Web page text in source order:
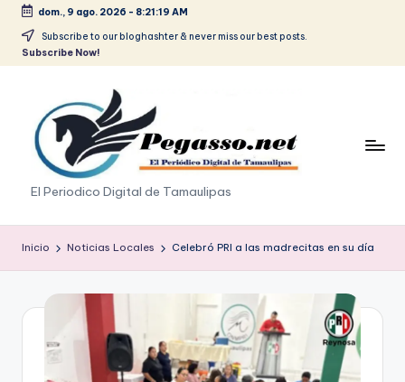
Saltar
dom., 9 ago. 2026 - 8:21:19 AM
Subscribe to our bloghashter & never miss our best posts.
Subscribe Now!
p
e
g
s
El Periodico Digital de Tamaulipas
Inicio Noticias Locales Celebró PRI a las madrecitas en su día